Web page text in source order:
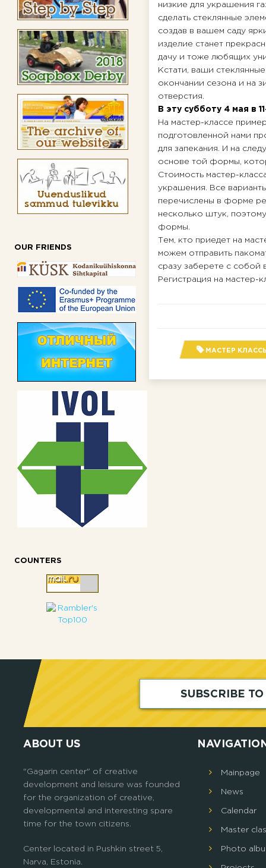
OUR FRIENDS
COUNTERS
низкие для украшения
сделать стеклянные
создав в вашем саду
изделие станет
дачу и тоже любящих
Кстати, ваши
окончании сезона и на
отверстия.
В эту субботу 4 мая в
На мастер-классе
подготовленной нами
для запекания. И на
основе той формы,
Стоимость мастер-
украшения. Все
перечислены в форме
несколько штук,
формы.
Тем, кто приедет на
можем отправить
сразу заберете с собой
Регистрация на мастер-
МАСТЕР
SUBSCRIBE
ABOUT US
"Gagarin center" of creative
development and leisure was founded
for the organization of creative,
developmental and interesting spare
time for the town citizens.
Center located in Pushkin street 5,
Narva, Estonia.
Mainpage
News
Calendar
Master
Photo